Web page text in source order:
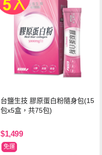
台鹽生技 膠原蛋白粉隨身包(15
包x5盒，共75包)
$1,499
免運